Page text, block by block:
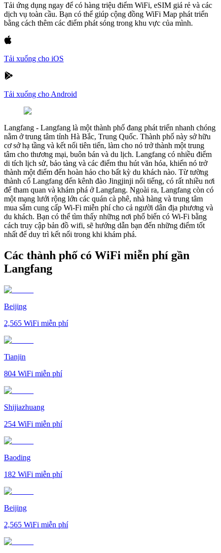
Tải ứng dụng ngay để có hàng triệu điểm WiFi, eSIM giá rẻ và các
dịch vụ toàn cầu. Bạn có thể giúp cộng đồng WiFi Map phát triển
bằng cách thêm các điểm phát sóng trong khu vực của mình.
Tải xuống cho iOS
Tải xuống cho Android
Langfang - Langfang là một thành phố đang phát triển nhanh chóng
nằm ở trung tâm tỉnh Hà Bắc, Trung Quốc. Thành phố này sở hữu
cơ sở hạ tầng và kết nối tiên tiến, làm cho nó trở thành một trung
tâm cho thương mại, buôn bán và du lịch. Langfang có nhiều điểm
di tích lịch sử, bảo tàng và các điểm thu hút văn hóa, khiến nó trở
thành một điểm đến hoàn hảo cho bất kỳ du khách nào. Từ tường
thành cổ Langfang đến kênh đào Jingjinji nổi tiếng, có rất nhiều nơi
để tham quan và khám phá ở Langfang. Ngoài ra, Langfang còn có
một mạng lưới rộng lớn các quán cà phê, nhà hàng và trung tâm
mua sắm cung cấp Wi-Fi miễn phí cho cả người dân địa phương và
du khách. Bạn có thể tìm thấy những nơi phổ biến có Wi-Fi bằng
cách truy cập bản đồ wifi, sẽ hướng dẫn bạn đến những điểm tốt
nhất để duy trì kết nối trong khi khám phá.
Các thành phố có WiFi miễn phí gần
Langfang
Beijing
2,565 WiFi miễn phí
Tianjin
804 WiFi miễn phí
Shijiazhuang
254 WiFi miễn phí
Baoding
182 WiFi miễn phí
Beijing
2,565 WiFi miễn phí